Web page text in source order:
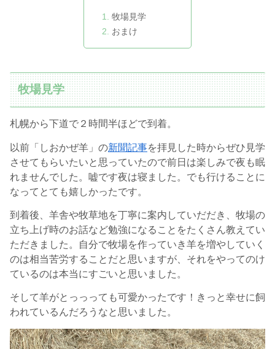
牧場見学
おまけ
牧場見学
札幌から下道で２時間半ほどで到着。
以前「しおかぜ羊」の新聞記事を拝見した時からぜひ見学
させてもらいたいと思っていたので前日は楽しみで夜も眠
れませんでした。嘘です夜は寝ました。でも行けることに
なってとても嬉しかったです。
到着後、羊舎や牧草地を丁寧に案内していだだき、牧場の
立ち上げ時のお話など勉強になることをたくさん教えてい
ただきました。自分で牧場を作っていき羊を増やしていく
のは相当苦労することだと思いますが、それをやってのけ
ているのは本当にすごいと思いました。
そして羊がとっっっても可愛かったです！きっと幸せに飼
われているんだろうなと思いました。